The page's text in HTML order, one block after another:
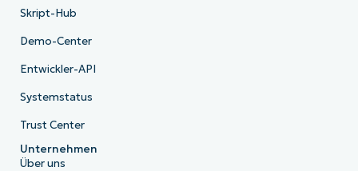
Skript-Hub
Demo-Center
Entwickler-API
Systemstatus
Trust Center
Unternehmen
Über uns